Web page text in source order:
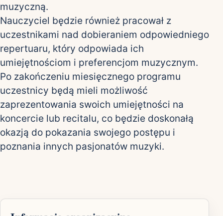
muzyczną.
Nauczyciel będzie również pracował z
uczestnikami nad dobieraniem odpowiedniego
repertuaru, który odpowiada ich
umiejętnościom i preferencjom muzycznym.
Po zakończeniu miesięcznego programu
uczestnicy będą mieli możliwość
zaprezentowania swoich umiejętności na
koncercie lub recitalu, co będzie doskonałą
okazją do pokazania swojego postępu i
poznania innych pasjonatów muzyki.